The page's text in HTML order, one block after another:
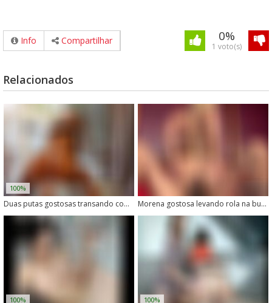
Info Compartilhar 0%
1 voto(s)
Relacionados
100%
Duas putas gostosas transando com um cachorro tarado Morena gostosa levando rola na buceta carnuda
100% 100%